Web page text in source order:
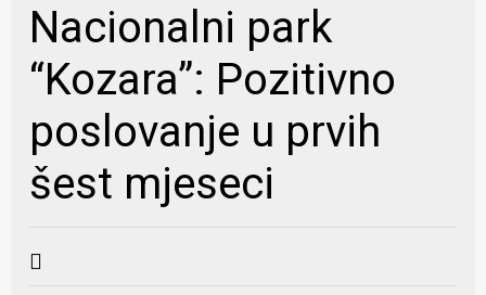
Nacionalni park
“Kozara”: Pozitivno
poslovanje u prvih
šest mjeseci